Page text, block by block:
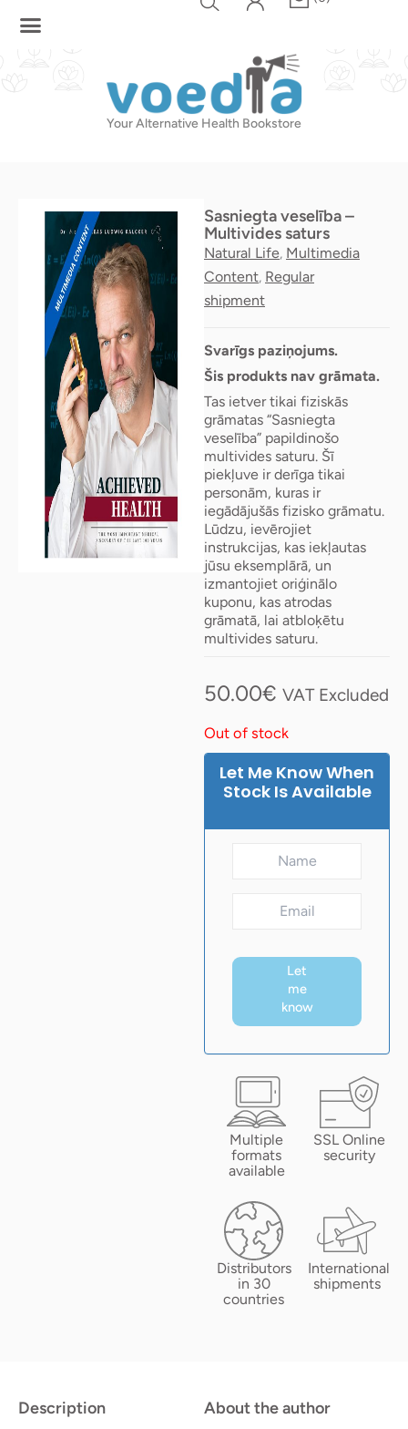
Your Alternative Health Bookstore
Sasniegta veselība –
Multivides saturs
Natural Life, Multimedia
Content, Regular
shipment
Svarīgs paziņojums.
Šis produkts nav grāmata.
Tas ietver tikai fiziskās
grāmatas “Sasniegta
veselība” papildinošo
multivides saturu. Šī
piekļuve ir derīga tikai
personām, kuras ir
iegādājušās fizisko grāmatu.
Lūdzu, ievērojiet
instrukcijas, kas iekļautas
jūsu eksemplārā, un
izmantojiet oriģinālo
kuponu, kas atrodas
grāmatā, lai atbloķētu
multivides saturu.
50.00€ VAT Excluded
Out of stock
Let Me Know When
Stock Is Available
Let
me
know
Multiple
formats
available
SSL Online
security
Distributors
in 30
countries
International
shipments
Description About the author